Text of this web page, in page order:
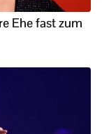
Ehe fast zum